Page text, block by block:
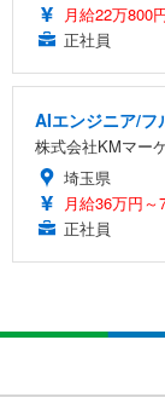
月給22万800
正社員
AIエンジニア/フ
株式会社KMマー
埼玉県
月給36万円～
正社員